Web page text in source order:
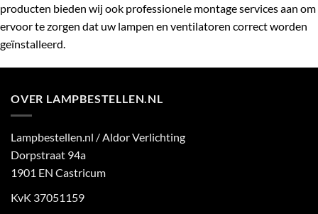
producten bieden wij ook professionele montage services aan om
ervoor te zorgen dat uw lampen en ventilatoren correct worden
geïnstalleerd.
OVER LAMPBESTELLEN.NL
Lampbestellen.nl / Aldor Verlichting
Dorpstraat 94a
1901 EN Castricum
KvK 37051159